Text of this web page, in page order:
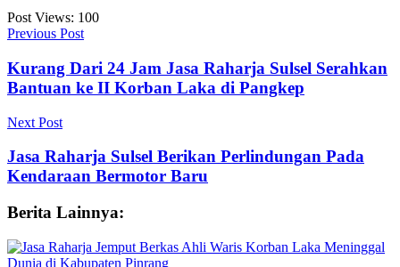
Post Views: 100
Previous Post
Kurang Dari 24 Jam Jasa Raharja Sulsel Serahkan
Bantuan ke II Korban Laka di Pangkep
Next Post
Jasa Raharja Sulsel Berikan Perlindungan Pada
Kendaraan Bermotor Baru
Berita Lainnya: